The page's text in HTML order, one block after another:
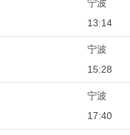
宁波
13:14
宁波
15:28
宁波
17:40